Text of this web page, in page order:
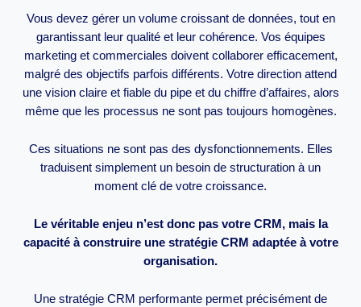
Vous devez gérer un volume croissant de données, tout en
garantissant leur qualité et leur cohérence. Vos équipes
marketing et commerciales doivent collaborer efficacement,
malgré des objectifs parfois différents. Votre direction attend
une vision claire et fiable du pipe et du chiffre d’affaires, alors
même que les processus ne sont pas toujours homogènes.
Ces situations ne sont pas des dysfonctionnements. Elles
traduisent simplement un besoin de structuration à un
moment clé de votre croissance.
Le véritable enjeu n’est donc pas votre CRM, mais la
capacité à construire une stratégie CRM adaptée à votre
organisation.
Une stratégie CRM performante permet précisément de